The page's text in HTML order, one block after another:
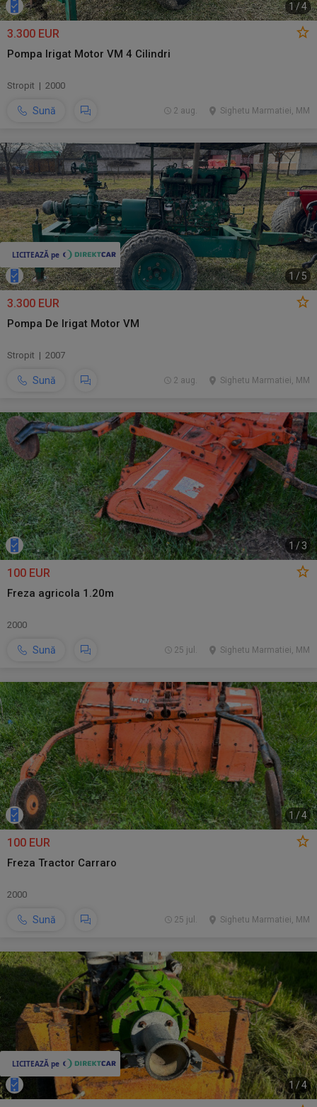
1 /4
3.300 EUR
Pompa Irigat Motor VM 4 Cilindri
Stropit | 2000
Sună Sighetu Marmatiei, MM
2 aug.
1 /5
3.300 EUR
Pompa De Irigat Motor VM
Stropit | 2007
Sună Sighetu Marmatiei, MM
2 aug.
1 /3
100 EUR
Freza agricola 1.20m
2000
Sună Sighetu Marmatiei, MM
25 jul.
1 /4
100 EUR
Freza Tractor Carraro
2000
Sună Sighetu Marmatiei, MM
25 jul.
1 /4